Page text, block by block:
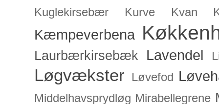
Kuglekirsebær
Kurve Kvan
Kæmpeverbena
Laurbærkirsebæk Lavendel
Løgvækster Løvefod
Middelhavsprydløg Mirabellegrene